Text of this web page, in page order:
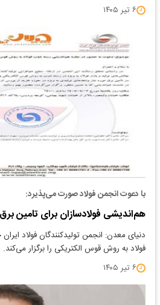
۶ تیر ۱۴۰۵
با دعوت انجمن فولاد صورت می‌پذیرد:
هم‌اندیشی فولادسازان برای تامین برق
دنیای معدن: انجمن تولیدکنندگان فولاد
فولاد به روش قوس الکتریکی را برگزار می‌کند.
۶ تیر ۱۴۰۵